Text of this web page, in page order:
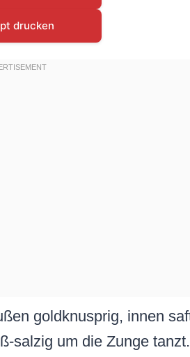
drucken
goldknusprig, innen
salzig um die Zunge